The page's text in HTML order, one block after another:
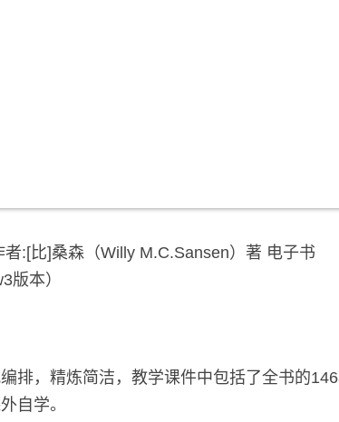
者:[比]桑森（Willy M.C.Sansen）著 电子书
版本）
排，精炼简洁，教学课件中包括了全书的
自学。